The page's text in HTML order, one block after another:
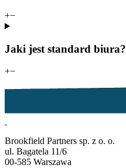
+−
Jaki jest standard biura?
+−
Brookfield Partners sp. z o. o.
ul. Bagatela 11/6
00-585 Warszawa